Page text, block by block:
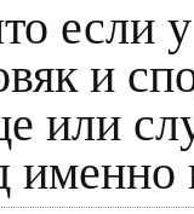
если
и
или
именно